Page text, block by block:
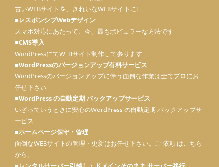
古いWEBサイトを、きれいなWEBサイトに!
■レスポンシブWebデザイン
スマホ対応にあたって、今、最もポピュラーな方法です
■CMS導入
WordPressにてWEBサイト制作して参ります
■WordPressのバージョンアップ有料サービス
WordPressのバージョンアップに伴う面倒な作業は全てプロにお
任せ下さい
■WordPress の自動定期 バックアップサービス
いざっていうときに安心のWordPress の自動定期 バックアップサ
ービス
■ホームページ保守・管理
面倒なWEBサイトの管理・更新はお任せ下さい。ご 依頼 はこちら
から。